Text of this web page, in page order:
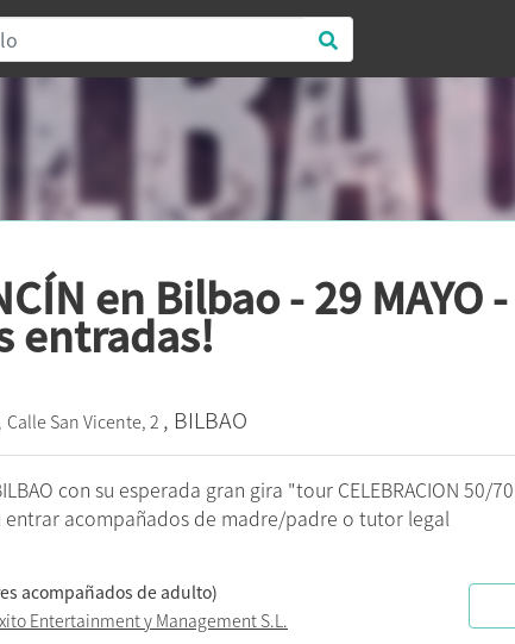
en Bilbao - 29 MAYO -
entradas!
Calle San Vicente, 2 , BILBAO
con su esperada gran gira "tour CELEBRACION 50/
entrar acompañados de madre/padre o tutor legal
acompañados de adulto)
Entertainment y Management S.L.